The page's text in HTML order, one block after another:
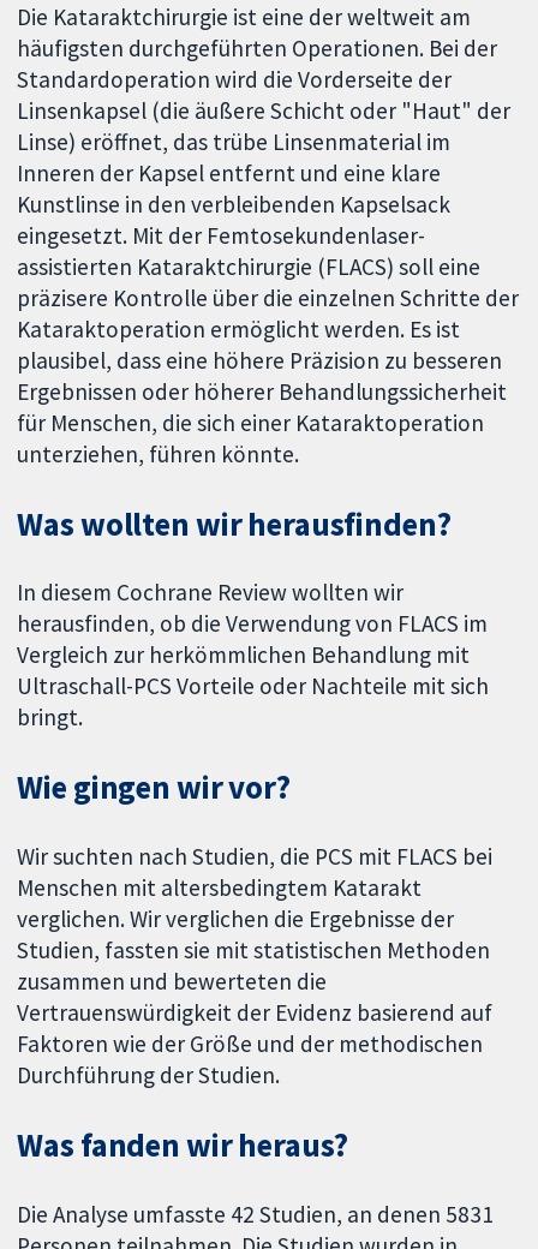
Die Kataraktchirurgie ist eine der weltweit am
häufigsten durchgeführten Operationen. Bei der
Standardoperation wird die Vorderseite der
Linsenkapsel (die äußere Schicht oder "Haut" der
Linse) eröffnet, das trübe Linsenmaterial im
Inneren der Kapsel entfernt und eine klare
Kunstlinse in den verbleibenden Kapselsack
eingesetzt. Mit der Femtosekundenlaser-
assistierten Kataraktchirurgie (FLACS) soll eine
präzisere Kontrolle über die einzelnen Schritte der
Kataraktoperation ermöglicht werden. Es ist
plausibel, dass eine höhere Präzision zu besseren
Ergebnissen oder höherer Behandlungssicherheit
für Menschen, die sich einer Kataraktoperation
unterziehen, führen könnte.
Was wollten wir herausfinden?
In diesem Cochrane Review wollten wir
herausfinden, ob die Verwendung von FLACS im
Vergleich zur herkömmlichen Behandlung mit
Ultraschall-PCS Vorteile oder Nachteile mit sich
bringt.
Wie gingen wir vor?
Wir suchten nach Studien, die PCS mit FLACS bei
Menschen mit altersbedingtem Katarakt
verglichen. Wir verglichen die Ergebnisse der
Studien, fassten sie mit statistischen Methoden
zusammen und bewerteten die
Vertrauenswürdigkeit der Evidenz basierend auf
Faktoren wie der Größe und der methodischen
Durchführung der Studien.
Was fanden wir heraus?
Die Analyse umfasste 42 Studien, an denen 5831